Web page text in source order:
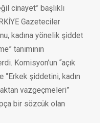
cinayet” başlıklı
Gazeteciler
kadına yönelik şiddet
tanımının
Komisyon’un “açık
“Erkek şiddetini, kadın
vazgeçmeleri”
bir sözcük olan